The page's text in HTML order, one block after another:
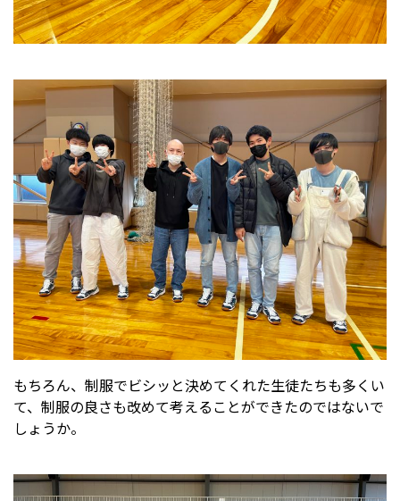
もちろん、制服でビシッと決めてくれた生徒たちも多くい
て、制服の良さも改めて考えることができたのではないで
しょうか。